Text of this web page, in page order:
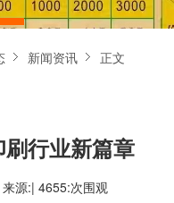
新闻资讯 正文
行业新篇章
源:| 4655:次围观